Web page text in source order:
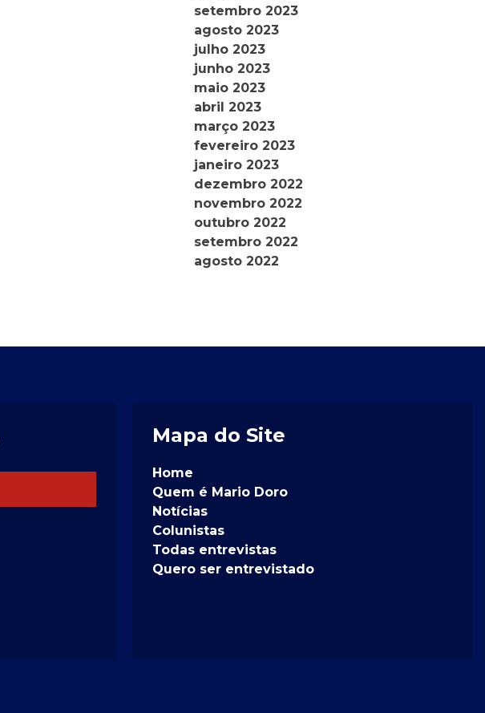
setembro 2023
agosto 2023
julho 2023
junho 2023
maio 2023
abril 2023
março 2023
fevereiro 2023
janeiro 2023
dezembro 2022
novembro 2022
outubro 2022
setembro 2022
agosto 2022
Mapa do Site
Home
Quem é Mario Doro
Notícias
Colunistas
Todas entrevistas
Quero ser entrevistado